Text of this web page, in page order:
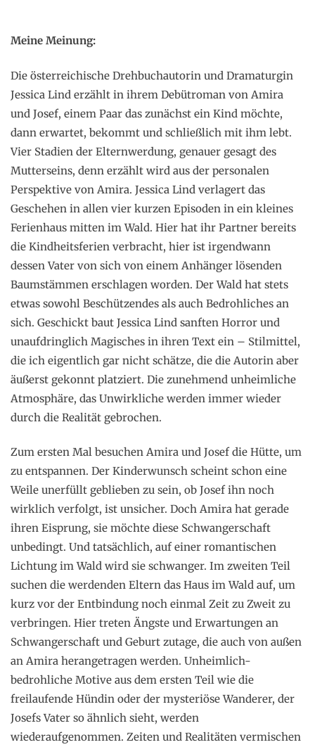
Meine Meinung:
Die österreichische Drehbuchautorin und Dramaturgin
Jessica Lind erzählt in ihrem Debütroman von Amira
und Josef, einem Paar das zunächst ein Kind möchte,
dann erwartet, bekommt und schließlich mit ihm lebt.
Vier Stadien der Elternwerdung, genauer gesagt des
Mutterseins, denn erzählt wird aus der personalen
Perspektive von Amira. Jessica Lind verlagert das
Geschehen in allen vier kurzen Episoden in ein kleines
Ferienhaus mitten im Wald. Hier hat ihr Partner bereits
die Kindheitsferien verbracht, hier ist irgendwann
dessen Vater von sich von einem Anhänger lösenden
Baumstämmen erschlagen worden. Der Wald hat stets
etwas sowohl Beschützendes als auch Bedrohliches an
sich. Geschickt baut Jessica Lind sanften Horror und
unaufdringlich Magisches in ihren Text ein – Stilmittel,
die ich eigentlich gar nicht schätze, die die Autorin aber
äußerst gekonnt platziert. Die zunehmend unheimliche
Atmosphäre, das Unwirkliche werden immer wieder
durch die Realität gebrochen.
Zum ersten Mal besuchen Amira und Josef die Hütte, um
zu entspannen. Der Kinderwunsch scheint schon eine
Weile unerfüllt geblieben zu sein, ob Josef ihn noch
wirklich verfolgt, ist unsicher. Doch Amira hat gerade
ihren Eisprung, sie möchte diese Schwangerschaft
unbedingt. Und tatsächlich, auf einer romantischen
Lichtung im Wald wird sie schwanger. Im zweiten Teil
suchen die werdenden Eltern das Haus im Wald auf, um
kurz vor der Entbindung noch einmal Zeit zu Zweit zu
verbringen. Hier treten Ängste und Erwartungen an
Schwangerschaft und Geburt zutage, die auch von außen
an Amira herangetragen werden. Unheimlich-
bedrohliche Motive aus dem ersten Teil wie die
freilaufende Hündin oder der mysteriöse Wanderer, der
Josefs Vater so ähnlich sieht, werden
wiederaufgenommen. Zeiten und Realitäten vermischen